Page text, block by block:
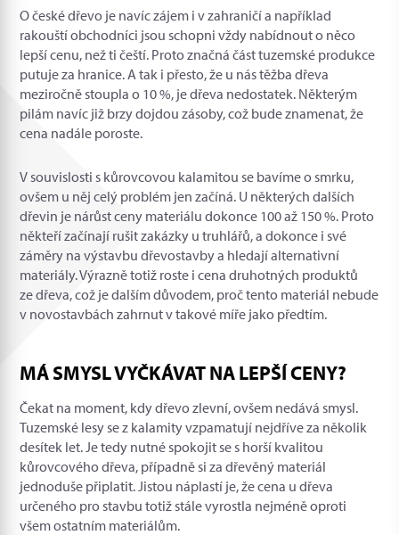
O české dřevo je navíc zájem i v zahraničí a například
rakouští obchodníci jsou schopni vždy nabídnout o něco
lepší cenu, než ti čeští. Proto značná část tuzemské produkce
putuje za hranice. A tak i přesto, že u nás těžba dřeva
meziročně stoupla o 10 %, je dřeva nedostatek. Některým
pilám navíc již brzy dojdou zásoby, což bude znamenat, že
cena nadále poroste.
V souvislosti s kůrovcovou kalamitou se bavíme o smrku,
ovšem u něj celý problém jen začíná. U některých dalších
dřevin je nárůst ceny materiálu dokonce 100 až 150 %. Proto
někteří začínají rušit zakázky u truhlářů, a dokonce i své
záměry na výstavbu dřevostavby a hledají alternativní
materiály. Výrazně totiž roste i cena druhotných produktů
ze dřeva, což je dalším důvodem, proč tento materiál nebude
v novostavbách zahrnut v takové míře jako předtím.
MÁ SMYSL VYČKÁVAT NA LEPŠÍ CENY?
Čekat na moment, kdy dřevo zlevní, ovšem nedává smysl.
Tuzemské lesy se z kalamity vzpamatují nejdříve za několik
desítek let. Je tedy nutné spokojit se s horší kvalitou
kůrovcového dřeva, případně si za dřevěný materiál
jednoduše připlatit. Jistou náplastí je, že cena u dřeva
určeného pro stavbu totiž stále vyrostla nejméně oproti
všem ostatním materiálům.